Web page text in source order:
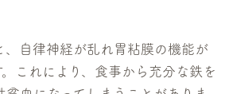
、自律神経が乱れ胃粘膜の機能が
これにより、食事から充分な鉄を